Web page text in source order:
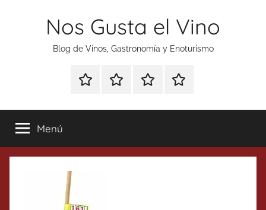
Nos Gusta el Vino
Blog de Vinos, Gastronomía y Enoturismo
Especial
Tonics
Enoturismo
Gastronomía
RankingContacto
Menú